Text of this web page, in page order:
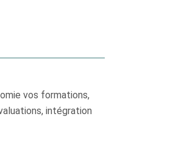
vos formations,
intégration